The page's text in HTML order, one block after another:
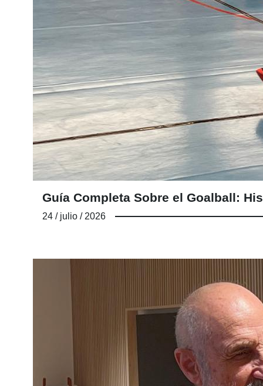
Guía Completa Sobre el Goalball:
24 / julio / 2026